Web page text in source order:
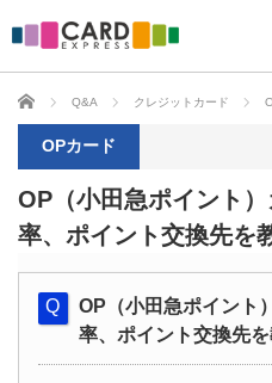
CARD EXPRESS
Q&A クレジットカード
OPカード
OP（小田急ポイント
率、ポイント交換先を
OP（小田急ポイント
率、ポイント交換先